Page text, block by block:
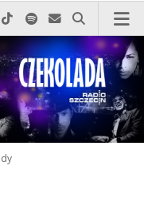
do nas zadzwoń
na Facebook-u
nas na X
Odwiedź nas na Instagram-ie
Odwiedź nas na TikTok-u
Szukaj nas na Spotify
Wyślij do nas
Szukaj